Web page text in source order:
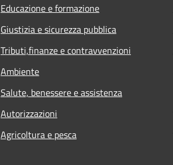
Educazione e formazione
Giustizia e sicurezza pubblica
Tributi,finanze e contravvenzioni
Ambiente
Salute, benessere e assistenza
Autorizzazioni
Agricoltura e pesca